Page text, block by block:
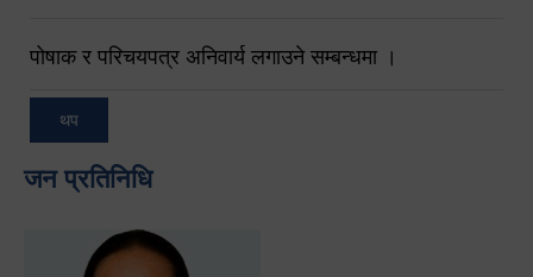
पोषाक र परिचयपत्र अनिवार्य लगाउने सम्बन्धमा ।
थप
जन प्रतिनिधि